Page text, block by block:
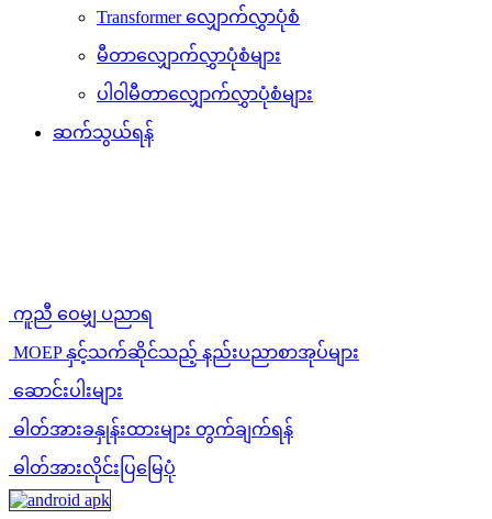
Transformer လျှောက်လွှာပုံစံ
မီတာလျှောက်လွှာပုံစံများ
ပါ၀ါမီတာလျှောက်လွှာပုံစံများ
ဆက်သွယ်ရန်
ကူညီ ဝေမျှ ပညာရ
MOEP နှင့်သက်ဆိုင်သည့် နည်းပညာစာအုပ်များ
ဆောင်းပါးများ
ဓါတ်အားခနှုန်းထားများ တွက်ချက်ရန်
ဓါတ်အားလိုင်းပြမြေပုံ